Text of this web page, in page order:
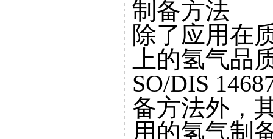
制备方法
除了应用在
上的氢气品
SO/DIS
备方法外，
用的氢气制